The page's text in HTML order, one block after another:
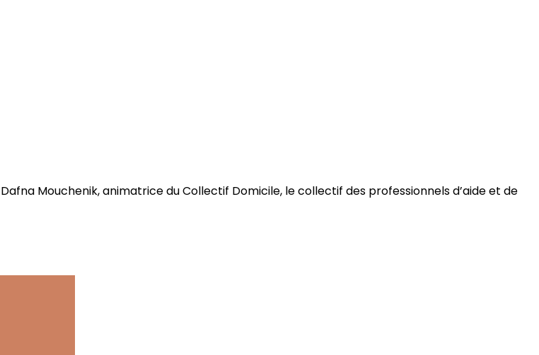
Mouchenik, animatrice du Collectif Domicile, le collectif des professionnels d’aide et de